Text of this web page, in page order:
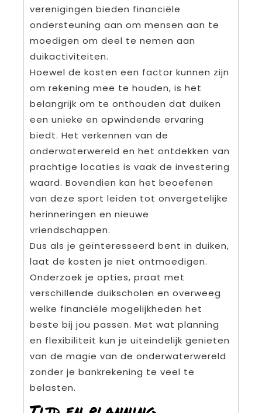
verenigingen bieden financiële
ondersteuning aan om mensen aan te
moedigen om deel te nemen aan
duikactiviteiten.
Hoewel de kosten een factor kunnen zijn
om rekening mee te houden, is het
belangrijk om te onthouden dat duiken
een unieke en opwindende ervaring
biedt. Het verkennen van de
onderwaterwereld en het ontdekken van
prachtige locaties is vaak de investering
waard. Bovendien kan het beoefenen
van deze sport leiden tot onvergetelijke
herinneringen en nieuwe
vriendschappen.
Dus als je geïnteresseerd bent in duiken,
laat de kosten je niet ontmoedigen.
Onderzoek je opties, praat met
verschillende duikscholen en overweeg
welke financiële mogelijkheden het
beste bij jou passen. Met wat planning
en flexibiliteit kun je uiteindelijk genieten
van de magie van de onderwaterwereld
zonder je bankrekening te veel te
belasten.